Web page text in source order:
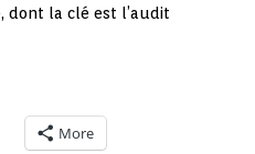
dont la clé est l’audit
More